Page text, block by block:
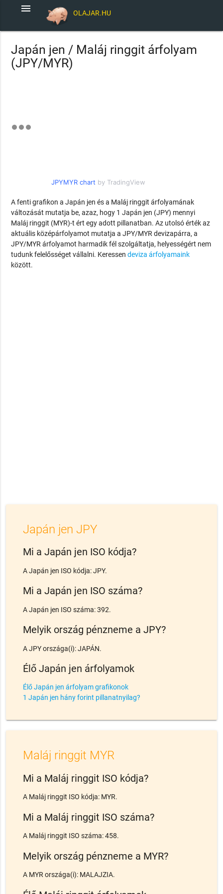
OLAJAR.HU
menu
Japán jen / Maláj ringgit árfolyam
(JPY/MYR)
JPYMYR chart by TradingView
A fenti grafikon a Japán jen és a Maláj ringgit árfolyamának
változását mutatja be, azaz, hogy 1 Japán jen (JPY) mennyi
Maláj ringgit (MYR)-t ért egy adott pillanatban. Az utolsó érték az
aktuális középárfolyamot mutatja a JPY/MYR devizapárra, a
JPY/MYR árfolyamot harmadik fél szolgáltatja, helyességért nem
tudunk felelősséget vállalni. Keressendeviza árfolyamaink
között.
Japán jen JPY
Mi a Japán jen ISO kódja?
A Japán jen ISO kódja: JPY.
Mi a Japán jen ISO száma?
A Japán jen ISO száma: 392.
Melyik ország pénzneme a JPY?
A JPY országa(i): JAPÁN.
Élő Japán jen árfolyamok
Élő Japán jen árfolyam grafikonok
1 Japán jen hány forint pillanatnyilag?
Maláj ringgit MYR
Mi a Maláj ringgit ISO kódja?
A Maláj ringgit ISO kódja: MYR.
Mi a Maláj ringgit ISO száma?
A Maláj ringgit ISO száma: 458.
Melyik ország pénzneme a MYR?
A MYR országa(i): MALAJZIA.